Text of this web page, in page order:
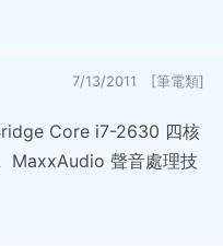
7/13/2011 [筆電類]
Core i7-2630 四核
MaxxAudio 聲音處理技